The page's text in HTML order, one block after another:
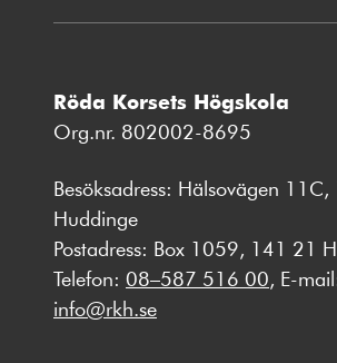
Röda Korsets Högskola
Org.nr. 802002-8695
Besöksadress: Hälsovägen
Huddinge
Postadress: Box 1059, 141 21
Telefon: 08–587 516 00, E-
info@rkh.se